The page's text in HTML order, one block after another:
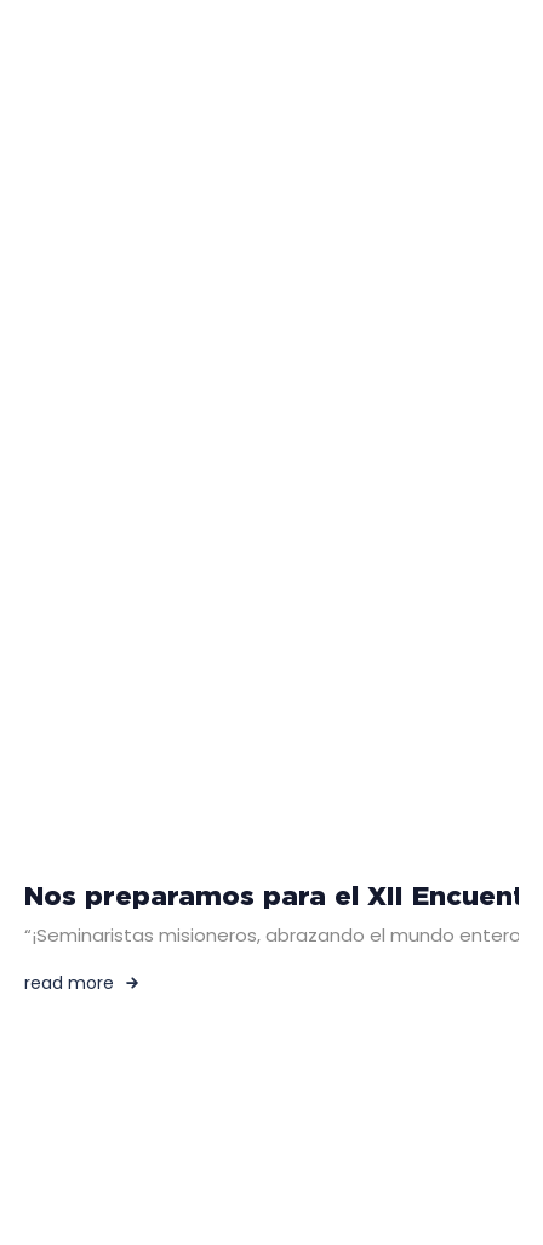
Nos preparamos para el XII
“¡Seminaristas misioneros, abrazando el mundo
read more